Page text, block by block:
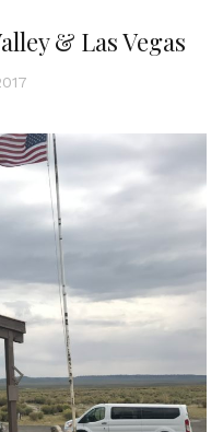
& Las Vegas